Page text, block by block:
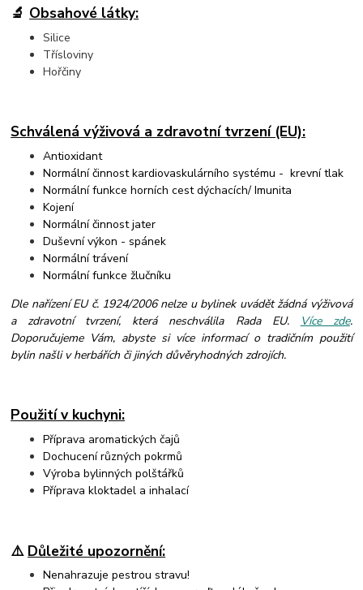
🔬 Obsahové látky:
Silice
Třísloviny
Hořčiny
Schválená výživová a zdravotní tvrzení (EU):
Antioxidant
Normální činnost kardiovaskulárního systému - krevní tlak
Normální funkce horních cest dýchacích/ Imunita
Kojení
Normální činnost jater
Duševní výkon - spánek
Normální trávení
Normální funkce žlučníku
Dle nařízení EU č. 1924/2006 nelze u bylinek uvádět žádná výživová
a zdravotní tvrzení, která neschválila Rada EU.
Více zde.
Doporučujeme Vám, abyste si více informací o tradičním použití
bylin našli v herbářích či jiných důvěryhodných zdrojích.
Použití v kuchyni:
Příprava aromatických čajů
Dochucení různých pokrmů
Výroba bylinných polštářků
Příprava kloktadel a inhalací
⚠️ Důležité upozornění:
Nenahrazuje pestrou stravu!